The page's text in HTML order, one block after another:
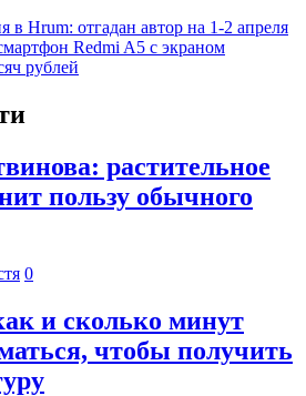
в Hrum: отгадан автор на 1-2 апреля
Redmi A5 с экраном
рублей
растительное
пользу обычного
0
и сколько минут
чтобы получить